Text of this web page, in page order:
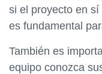
si el proyecto en
es fundamental
También es
equipo conozca